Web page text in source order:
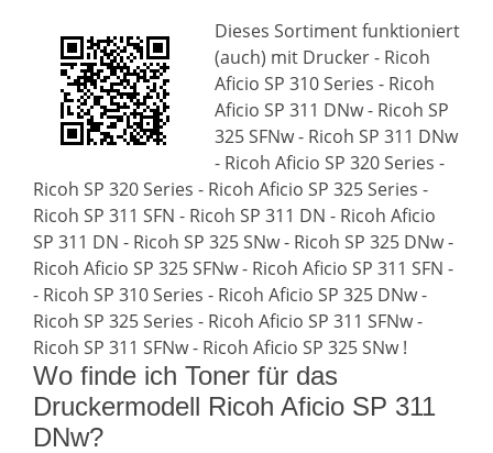
Dieses Sortiment funktioniert
(auch) mit Drucker - Ricoh
Aficio SP 310 Series - Ricoh
Aficio SP 311 DNw - Ricoh SP
325 SFNw - Ricoh SP 311 DNw
- Ricoh Aficio SP 320 Series -
Ricoh SP 320 Series - Ricoh Aficio SP 325 Series -
Ricoh SP 311 SFN - Ricoh SP 311 DN - Ricoh Aficio
SP 311 DN - Ricoh SP 325 SNw - Ricoh SP 325 DNw -
Ricoh Aficio SP 325 SFNw - Ricoh Aficio SP 311 SFN -
- Ricoh SP 310 Series - Ricoh Aficio SP 325 DNw -
Ricoh SP 325 Series - Ricoh Aficio SP 311 SFNw -
Ricoh SP 311 SFNw - Ricoh Aficio SP 325 SNw !
Wo finde ich Toner für das
Druckermodell Ricoh Aficio SP 311
DNw?